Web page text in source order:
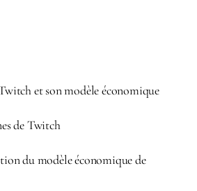
et son modèle économique
de Twitch
du modèle économique de